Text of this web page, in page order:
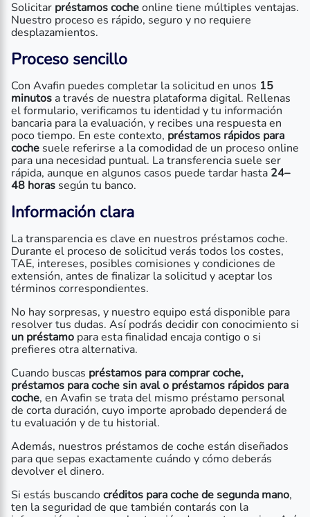
Solicitar préstamos cocheonline tiene múltiples ventajas.
Nuestro proceso es rápido, seguro y no requiere
desplazamientos.
Proceso sencillo
Con Avafin puedes completar la solicitud en unos 15
minutos a través de nuestra plataforma digital. Rellenas
el formulario, verificamos tu identidad y tu información
bancaria para la evaluación, y recibes una respuesta en
poco tiempo. En este contexto, préstamos rápidos para
coche suele referirse a la comodidad de un proceso online
para una necesidad puntual. La transferencia suele ser
rápida, aunque en algunos casos puede tardar hasta 24–
48 horas según tu banco.
Información clara
La transparencia es clave en nuestros préstamos coche.
Durante el proceso de solicitud verás todos los costes,
TAE, intereses, posibles comisiones y condiciones de
extensión, antes de finalizar la solicitud y aceptar los
términos correspondientes.
No hay sorpresas, y nuestro equipo está disponible para
resolver tus dudas. Así podrás decidir con conocimiento si
un préstamo para esta finalidad encaja contigo o si
prefieres otra alternativa.
Cuando buscas préstamos para comprar coche,
préstamos para coche sin aval o préstamos rápidos para
coche, en Avafin se trata del mismo préstamo personal
de corta duración, cuyo importe aprobado dependerá de
tu evaluación y de tu historial.
Además, nuestros préstamos de coche están diseñados
para que sepas exactamente cuándo y cómo deberás
devolver el dinero.
Si estás buscandocréditos para coche de segunda mano,
ten la seguridad de que también contarás con la